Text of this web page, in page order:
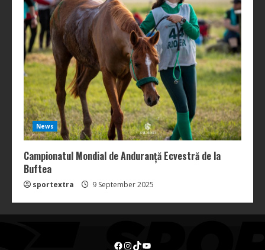
News
Campionatul Mondial de Anduranță Ecvestră de la
Buftea
sportextra 9 September 2025
Facebook
Instagram
TikTokYouTube